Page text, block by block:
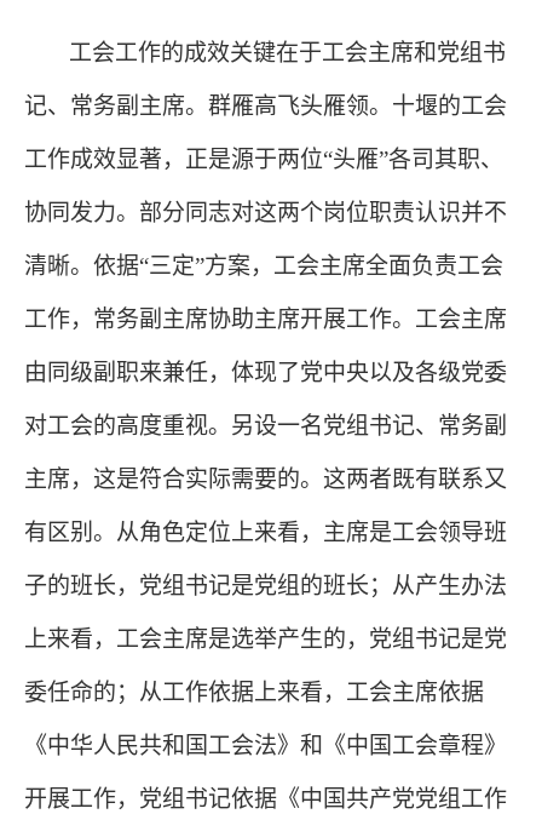
工会工作的成效关键在于工会主席和党组书
记、常务副主席。群雁高飞头雁领。十堰的工会
工作成效显著，正是源于两位“头雁”各司其职、
协同发力。部分同志对这两个岗位职责认识并不
清晰。依据“三定”方案，工会主席全面负责工会
工作，常务副主席协助主席开展工作。工会主席
由同级副职来兼任，体现了党中央以及各级党委
对工会的高度重视。另设一名党组书记、常务副
主席，这是符合实际需要的。这两者既有联系又
有区别。从角色定位上来看，主席是工会领导班
子的班长，党组书记是党组的班长；从产生办法
上来看，工会主席是选举产生的，党组书记是党
委任命的；从工作依据上来看，工会主席依据
《中华人民共和国工会法》和《中国工会章程》
开展工作，党组书记依据《中国共产党党组工作